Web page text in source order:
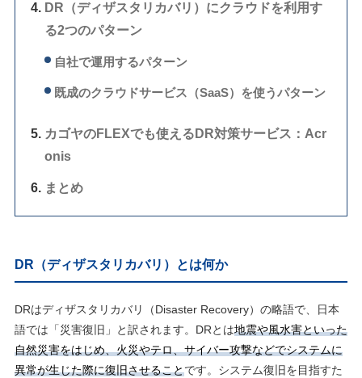
DR（ディザスタリカバリ）にクラウドを利用す
る2つのパターン
自社で運用するパターン
既成のクラウドサービス（SaaS）を使うパターン
カゴヤのFLEXでも使えるDR対策サービス：Acr
onis
まとめ
DR（ディザスタリカバリ）とは何か
DRはディザスタリカバリ（Disaster Recovery）の略語で、日本
語では「災害復旧」と訳されます。DRとは地震や風水害といった
自然災害をはじめ、火災やテロ、サイバー攻撃などでシステムに
異常が生じた際に復旧させることです。システム復旧を目指すた